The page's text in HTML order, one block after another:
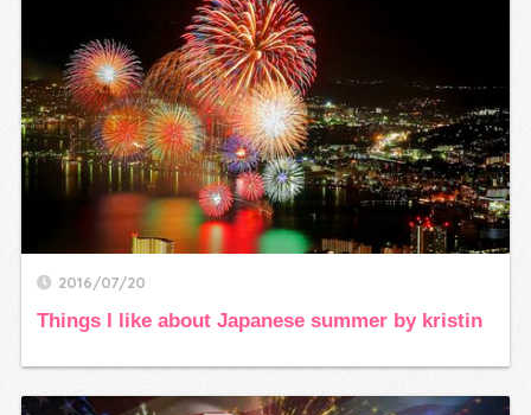
2016/07/20
Things I like about Japanese summer by kristin